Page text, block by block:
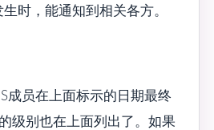
时，能通知到相关各方。
成员在上面标示的日期最终
级别也在上面列出了。如果